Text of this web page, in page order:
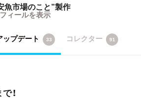
魚市場のこと”製作
ィールを表示
ップデート 33 コレクター 91
！